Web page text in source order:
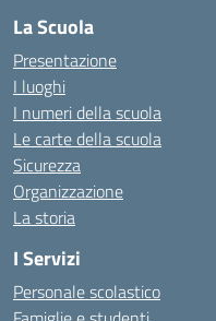
La Scuola
Presentazione
I luoghi
I numeri della scuola
Le carte della scuola
Sicurezza
Organizzazione
La storia
I Servizi
Personale scolastico